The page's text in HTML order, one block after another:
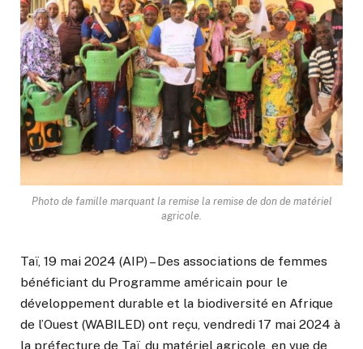
Photo de famille marquant la remise la remise de don de matériel
agricole.
Taï, 19 mai 2024 (AIP) – Des associations de femmes
bénéficiant du Programme américain pour le
développement durable et la biodiversité en Afrique
de l’Ouest (WABILED) ont reçu, vendredi 17 mai 2024 à
la préfecture de Taï, du matériel agricole, en vue de